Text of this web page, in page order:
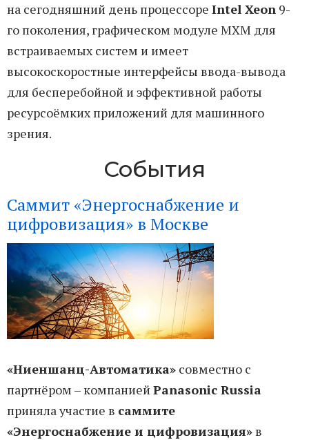
на сегодняшний день процессоре Intel Xeon 9-
го поколения, графическом модуле MXM для
встраиваемых систем и имеет
высокоскоростные интерфейсы ввода-вывода
для бесперебойной и эффективной работы
ресурсоёмких приложений для машинного
зрения.
События
Саммит «Энергоснабжение и
цифровизация» в Москве
«Ниеншанц-Автоматика» совместно с
партнёром – компанией Panasonic Russia
приняла участие в саммите
«Энергоснабжение и цифровизация» в